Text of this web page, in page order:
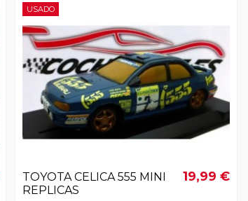
USADO
TOYOTA CELICA 555 MINI
REPLICAS
19,99 €